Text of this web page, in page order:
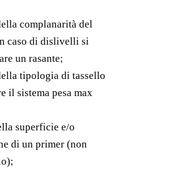
complanarità del
caso di dislivelli si
un rasante;
tipologia di tassello
il sistema pesa max
superficie e/o
di un primer (non